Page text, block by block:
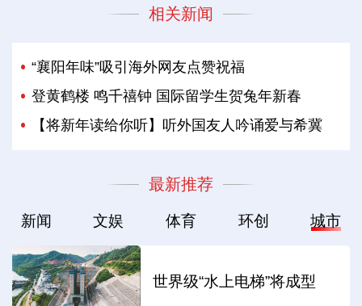
相关新闻
“襄阳年味”吸引海外网友点赞祝福
登黄鹤楼 鸣千禧钟 国际留学生贺兔年新春
【将新年读给你听】听外国友人吟诵爱与希冀
最新推荐
新闻 文娱 体育 环创 城市
世界级“水上电梯”将成型